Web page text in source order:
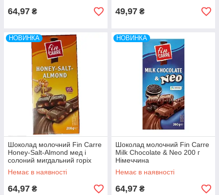
64,97 ₴ 49,97 ₴
НОВИНКА
Шоколад молочний Fin Carre
Honey-Salt-Almond мед і
солоний мигдальний горіх
200 г Німеччина
Немає в наявності
64,97 ₴
НОВИНКА
Шоколад молочний Fin Carre
Milk Chocolate & Neo 200 г
Німеччина
Немає в наявності
64,97 ₴